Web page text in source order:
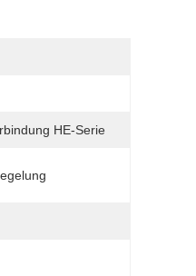
HE-Serie